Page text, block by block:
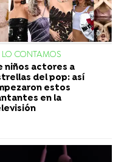
LO CONTAMOS
niños actores a
del pop: así
estos
en la